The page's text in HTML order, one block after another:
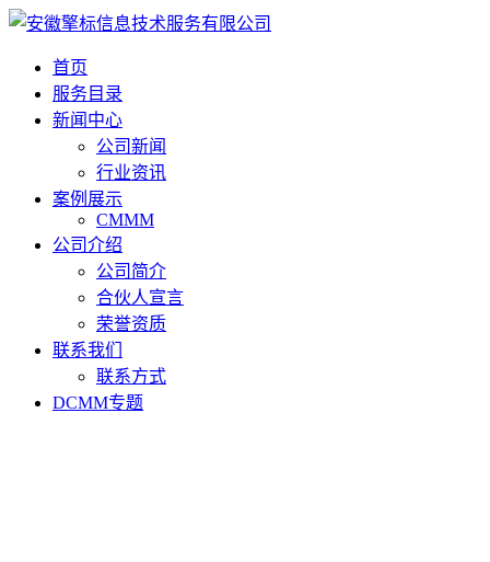
首页
服务目录
新闻中心
公司新闻
行业资讯
案例展示
CMMM
公司介绍
公司简介
合伙人宣言
荣誉资质
联系我们
联系方式
DCMM专题